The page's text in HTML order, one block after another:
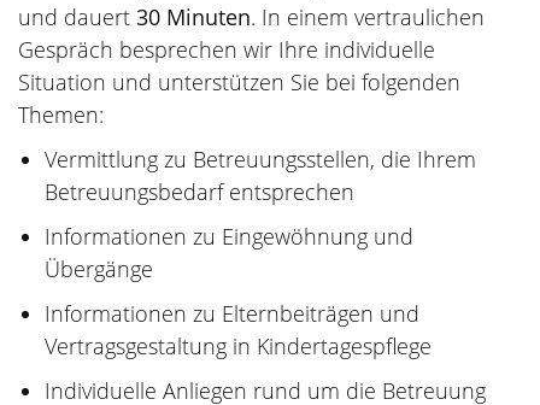
und dauert 30 Minuten. In einem vertraulichen
Gespräch besprechen wir Ihre individuelle
Situation und unterstützen Sie bei folgenden
Themen:
Vermittlung zu Betreuungsstellen, die Ihrem
Betreuungsbedarf entsprechen
Informationen zu Eingewöhnung und
Übergänge
Informationen zu Elternbeiträgen und
Vertragsgestaltung in Kindertagespflege
Individuelle Anliegen rund um die Betreuung